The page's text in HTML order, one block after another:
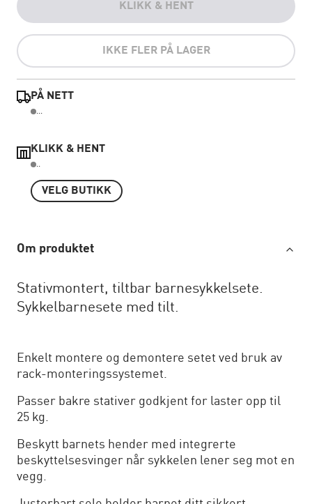
KLIKK & HENT
IKKE FLER PÅ LAGER
PÅ NETT
...
KLIKK & HENT
..
VELG BUTIKK
Om produktet
Stativmontert, tiltbar barnesykkelsete.
Sykkelbarnesete med tilt.
Enkelt montere og demontere setet ved bruk av
rack-monteringssystemet.
Passer bakre stativer godkjent for laster opp til
25 kg.
Beskytt barnets hender med integrerte
beskyttelsesvinger når sykkelen lener seg mot en
vegg.